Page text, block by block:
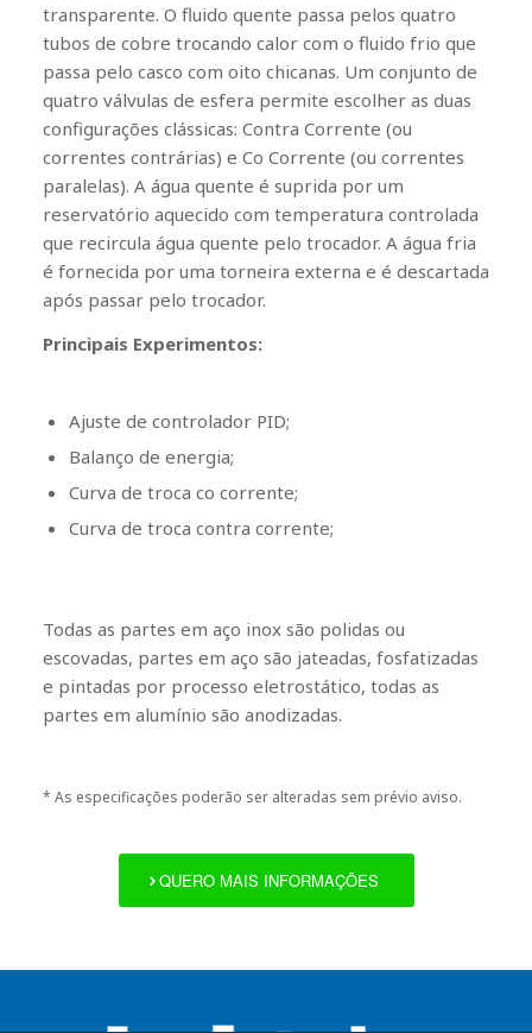
transparente. O fluido quente passa pelos quatro
tubos de cobre trocando calor com o fluido frio que
passa pelo casco com oito chicanas. Um conjunto de
quatro válvulas de esfera permite escolher as duas
configurações clássicas: Contra Corrente (ou
correntes contrárias) e Co Corrente (ou correntes
paralelas). A água quente é suprida por um
reservatório aquecido com temperatura controlada
que recircula água quente pelo trocador. A água fria
é fornecida por uma torneira externa e é descartada
após passar pelo trocador.
Principais Experimentos:
Ajuste de controlador PID;
Balanço de energia;
Curva de troca co corrente;
Curva de troca contra corrente;
Todas as partes em aço inox são polidas ou
escovadas, partes em aço são jateadas, fosfatizadas
e pintadas por processo eletrostático, todas as
partes em alumínio são anodizadas.
* As especificações poderão ser alteradas sem prévio aviso.
QUERO MAIS INFORMAÇÕES